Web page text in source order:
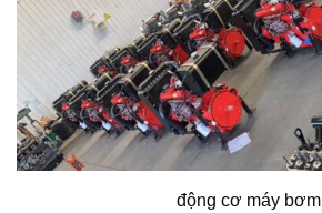
động cơ máy bơm